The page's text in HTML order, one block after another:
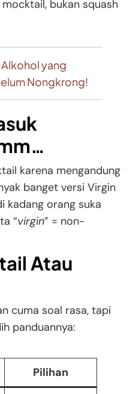
bukan squash
Alkohol yang
Nongkrong!
karena mengandung
banget versi Virgin
kadang orang suka
“virgin” = non-
Atau
cuma soal rasa, tapi
panduannya:
Pilihan